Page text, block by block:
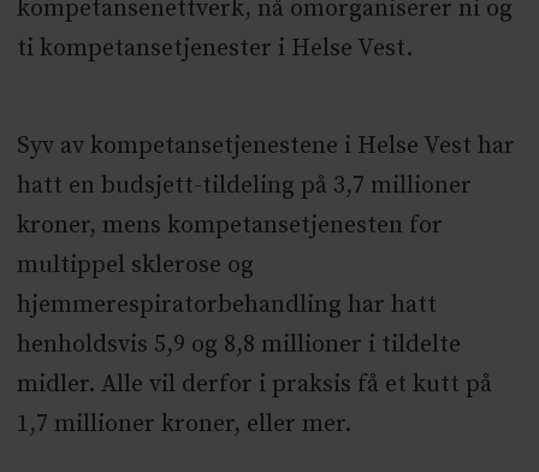
kompetansenettverk, nå omorganiserer ni og
ti kompetansetjenester i Helse Vest.
Syv av kompetansetjenestene i Helse Vest har
hatt en budsjett-tildeling på 3,7 millioner
kroner, mens kompetansetjenesten for
multippel sklerose og
hjemmerespiratorbehandling har hatt
henholdsvis 5,9 og 8,8 millioner i tildelte
midler. Alle vil derfor i praksis få et kutt på
1,7 millioner kroner, eller mer.